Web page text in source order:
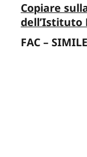
Copiare
dell’Istituto
FAC – SIMILE